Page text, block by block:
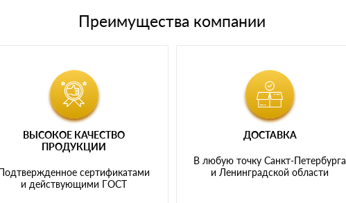
Преимущества компании
ВЫСОКОЕ КАЧЕСТВО
ПРОДУКЦИИ
сертификатами
и действующими ГОСТ
ДОСТАВКА
В любую точку Санкт-Петербурга
и Ленинградской области